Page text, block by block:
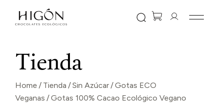
content
Tienda
Home Tienda Sin Azúcar
Gotas ECO
Veganas
Gotas 100% Cacao Ecológico Vegano